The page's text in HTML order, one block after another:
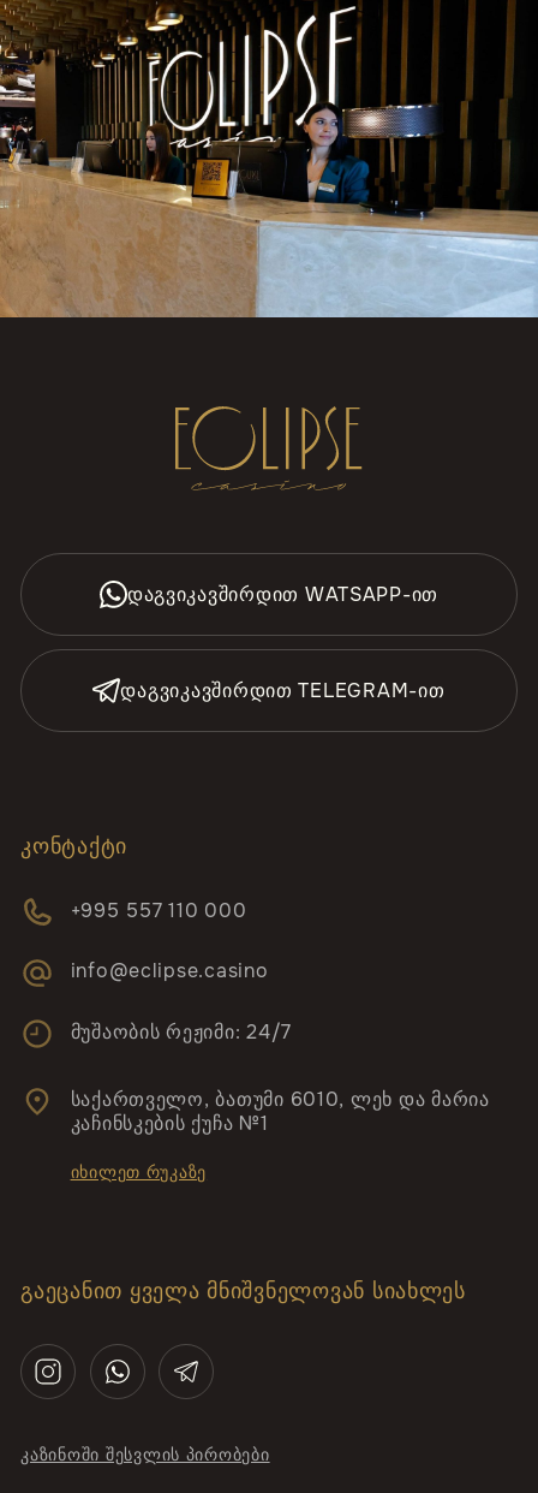
ᲓᲐᲒᲕᲘᲙᲐᲕᲨᲘᲠᲓᲘᲗ WATSAPP-ᲘᲗ
ᲓᲐᲒᲕᲘᲙᲐᲕᲨᲘᲠᲓᲘᲗ TELEGRAM-ᲘᲗ
ᲙᲝᲜᲢᲐᲥᲢᲘ
+995 557 110 000
info@eclipse.casino
მუშაობის რეჟიმი: 24/7
საქართველო, ბათუმი 6010, ლეხ და მარია
კაჩინსკების ქუჩა №1
ᲘᲮᲘᲚᲔᲗ ᲠᲣᲙᲐᲖᲔ
ᲒᲐᲔᲪᲐᲜᲘᲗ ᲧᲕᲔᲚᲐ ᲛᲜᲘᲨᲕᲜᲔᲚᲝᲕᲐᲜ ᲡᲘᲐᲮᲚᲔᲡ
ᲙᲐᲖᲘᲜᲝᲨᲘ ᲨᲔᲡᲕᲚᲘᲡ ᲞᲘᲠᲝᲑᲔᲑᲘ